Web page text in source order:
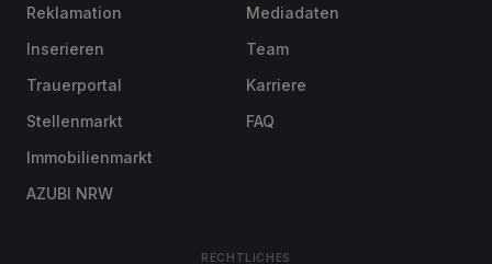
Reklamation
Inserieren
Trauerportal
Stellenmarkt
Immobilienmarkt
AZUBI NRW
Mediadaten
Team
Karriere
FAQ
RECHTLICHES